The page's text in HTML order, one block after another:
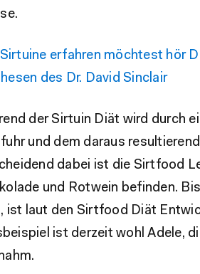
erfahren möchtest hör
des Dr. David Sinclair
der Sirtuin Diät wird durch
und dem daraus
dabei ist die Sirtfood
und Rotwein befinden.
ist laut den Sirtfood Diät
ist derzeit wohl Adele,